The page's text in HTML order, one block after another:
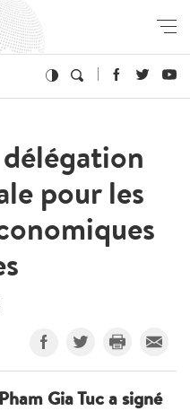
pour les
Gia Tuc a signé